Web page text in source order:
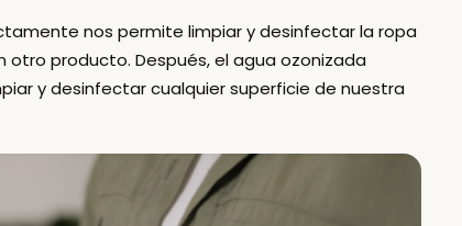
nos permitelimpiar y desinfectar la ropa
otro producto. Después, el agua ozonizada
y desinfectar cualquier superficie de nuestra